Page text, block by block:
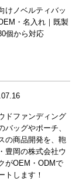
けノベルティバッ
・名入れ｜既製
個から対応
ドファンディング
バッグやポーチ、
の商品開発を、鞄
豊岡の株式会社ウ
がOEM・ODMで
トします！